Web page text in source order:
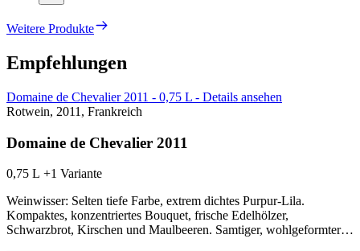
Weitere Produkte
Empfehlungen
Domaine de Chevalier 2011 - 0,75 L - Details ansehen
Rotwein, 2011, Frankreich
Domaine de Chevalier 2011
0,75 L +1 Variante
Weinwisser: Selten tiefe Farbe, extrem dichtes Purpur-Lila.
Kompaktes, konzentriertes Bouquet, frische Edelhölzer,
Schwarzbrot, Kirschen und Maulbeeren. Samtiger, wohlgeformter…